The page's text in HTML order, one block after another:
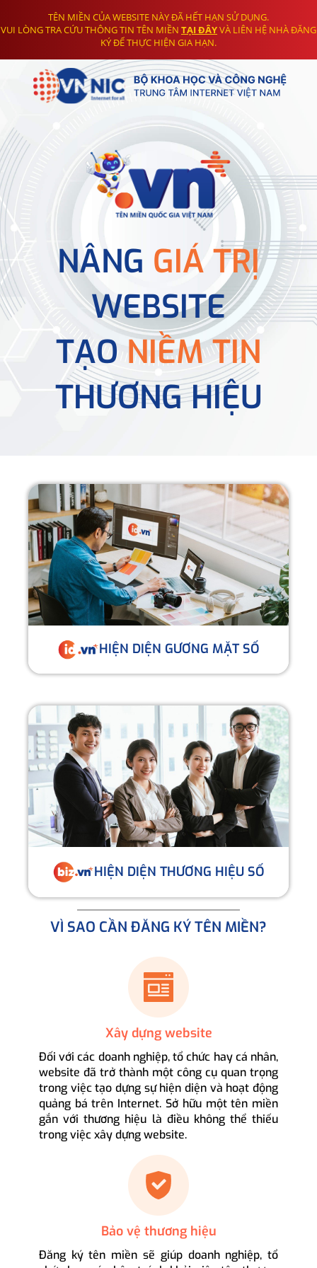
TÊN MIỀN CỦA WEBSITE NÀY ĐÃ HẾT HẠN SỬ DỤNG.
VUI LÒNG TRA CỨU THÔNG TIN TÊN MIỀN TẠI ĐÂYVÀ LIÊN HỆ NHÀ ĐĂNG
KÝ ĐỂ THỰC HIỆN GIA HẠN.
NÂNG GIÁ TRỊ
WEBSITE
TẠONIỀM TIN
THƯƠNG HIỆU
HIỆN DIỆN GƯƠNG MẶT SỐ
HIỆN DIỆN THƯƠNG HIỆU SỐ
VÌ SAO CẦN ĐĂNG KÝ TÊN MIỀN?
Xây dựng website
Đối với các doanh nghiệp, tổ chức hay cá nhân,
website đã trở thành một công cụ quan trọng
trong việc tạo dựng sự hiện diện và hoạt động
quảng bá trên Internet. Sở hữu một tên miền
gắn với thương hiệu là điều không thể thiếu
trong việc xây dựng website.
Bảo vệ thương hiệu
Đăng ký tên miền sẽ giúp doanh nghiệp, tổ